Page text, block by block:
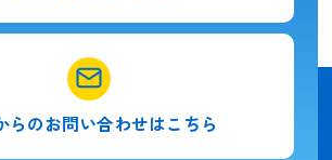
らのお問い合わせはこちら